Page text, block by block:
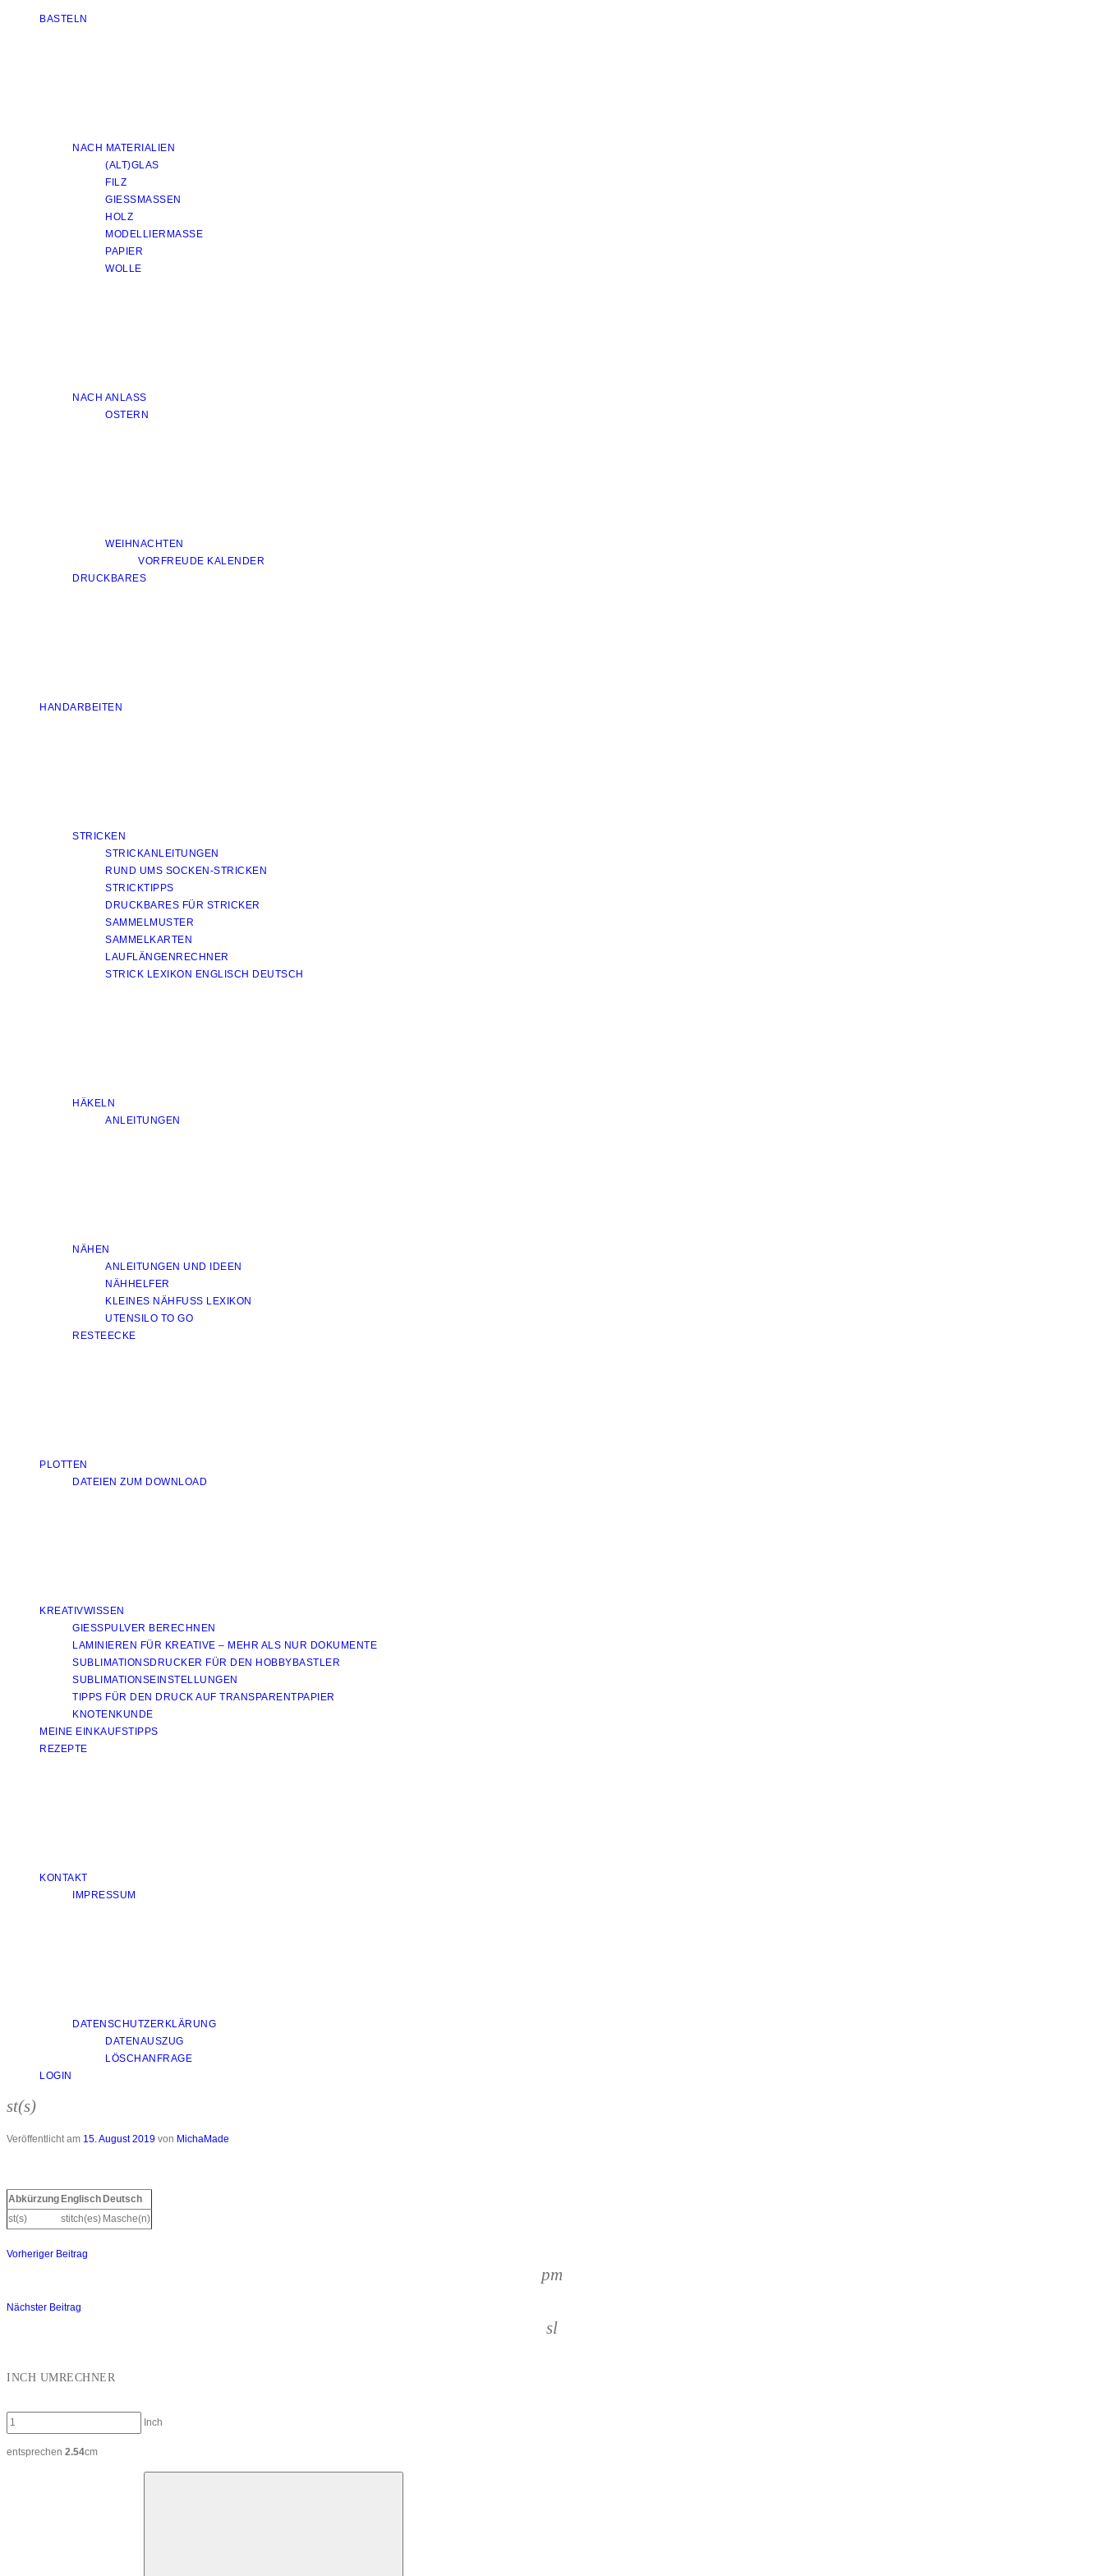
BASTELN
NACH MATERIALIEN
(ALT)GLAS
FILZ
GIESSMASSEN
HOLZ
MODELLIERMASSE
PAPIER
WOLLE
NACH ANLASS
OSTERN
WEIHNACHTEN
VORFREUDE KALENDER
DRUCKBARES
HANDARBEITEN
STRICKEN
STRICKANLEITUNGEN
RUND UMS SOCKEN-STRICKEN
STRICKTIPPS
DRUCKBARES FÜR STRICKER
SAMMELMUSTER
SAMMELKARTEN
LAUFLÄNGENRECHNER
STRICK LEXIKON ENGLISCH DEUTSCH
HÄKELN
ANLEITUNGEN
NÄHEN
ANLEITUNGEN UND IDEEN
NÄHHELFER
KLEINES NÄHFUSS LEXIKON
UTENSILO TO GO
RESTEECKE
PLOTTEN
DATEIEN ZUM DOWNLOAD
KREATIVWISSEN
GIESSPULVER BERECHNEN
LAMINIEREN FÜR KREATIVE – MEHR ALS NUR DOKUMENTE
SUBLIMATIONSDRUCKER FÜR DEN HOBBYBASTLER
SUBLIMATIONSEINSTELLUNGEN
TIPPS FÜR DEN DRUCK AUF TRANSPARENTPAPIER
KNOTENKUNDE
MEINE EINKAUFSTIPPS
REZEPTE
KONTAKT
IMPRESSUM
DATENSCHUTZERKLÄRUNG
DATENAUSZUG
LÖSCHANFRAGE
LOGIN
st(s)
Veröffentlicht am 15. August 2019 von MichaMade
Abkürzung Englisch Deutsch
st(s)
stitch(es) Masche(n)
Beitragsnavigation
Vorheriger Beitrag
pm
Nächster Beitrag
sl
INCH UMRECHNER
Inch
entsprechen 2.54cm